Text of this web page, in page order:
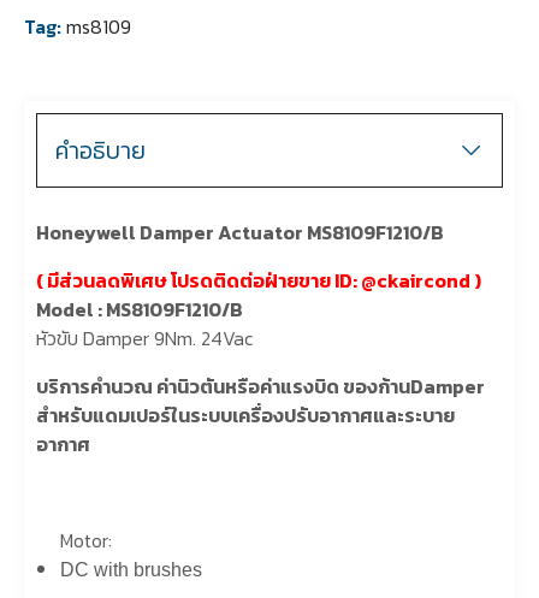
Tag:ms8109
คำอธิบาย
Honeywell Damper Actuator MS8109F1210/B
( มีส่วนลดพิเศษ โปรดติดต่อฝ่ายขาย ID: @ckaircond )
Model : MS8109F1210/B
หัวขับ Damper 9Nm. 24Vac
บริการคำนวณ ค่านิวตันหรือค่าแรงบิด ของก้านDamper
สำหรับแดมเปอร์ในระบบเครื่องปรับอากาศและระบาย
อากาศ
Motor:
DC with brushes